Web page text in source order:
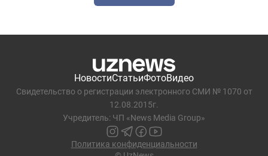
НовостиСтатьиФотоВидео
Свидетельство о регистрации электронного СМИ № 1070 от
12.08.2015г.
Учредитель: ЧП «News Media Group»
Политика конфиденциальности